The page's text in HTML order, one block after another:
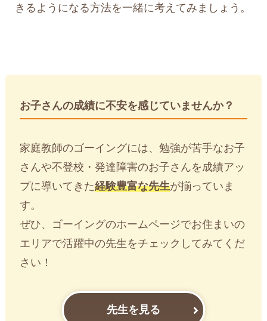
きるようになる方法を一緒に考えてみましょう。
お子さんの成績に不安を感じていませんか？
家庭教師のゴーイングには、勉強が苦手なお子
さんや不登校・発達障害のお子さんを成績アッ
プに導いてきた経験豊富な先生が揃っていま
す。
ぜひ、ゴーイングのホームページでお住まいの
エリアで活躍中の先生をチェックしてみてくだ
さい！
先生を見る